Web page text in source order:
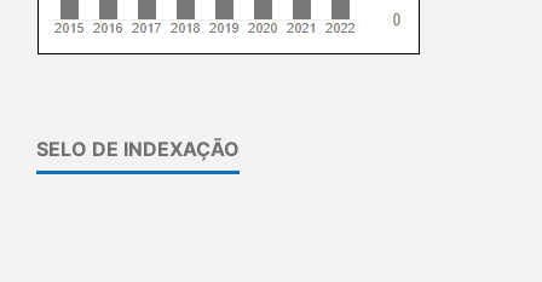
SELO DE INDEXAÇÃO